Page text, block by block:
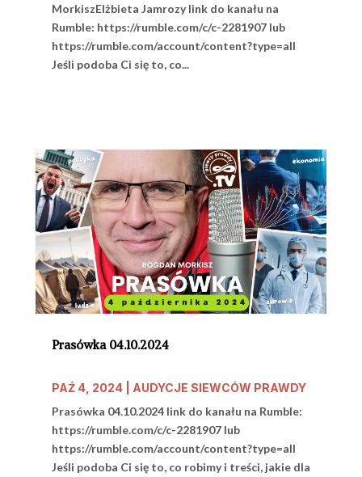
MorkiszElżbieta Jamrozy link do kanału na
Rumble: https://rumble.com/c/c-2281907 lub
https://rumble.com/account/content?type=all
Jeśli podoba Ci się to, co...
Prasówka 04.10.2024
PAŹ 4, 2024| AUDYCJE SIEWCÓW PRAWDY
Prasówka 04.10.2024 link do kanału na Rumble:
https://rumble.com/c/c-2281907 lub
https://rumble.com/account/content?type=all
Jeśli podoba Ci się to, co robimy i treści, jakie dla